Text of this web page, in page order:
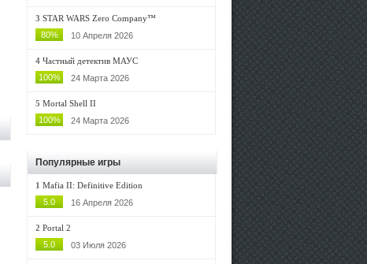
3 STAR WARS Zero Company™
80%
10 Апреля 2026
4 Частный детектив МАУС
100%
24 Марта 2026
5 Mortal Shell II
100%
24 Марта 2026
Популярные игры
1 Mafia II: Definitive Edition
5.0
16 Апреля 2026
2 Portal 2
5.0
03 Июля 2026